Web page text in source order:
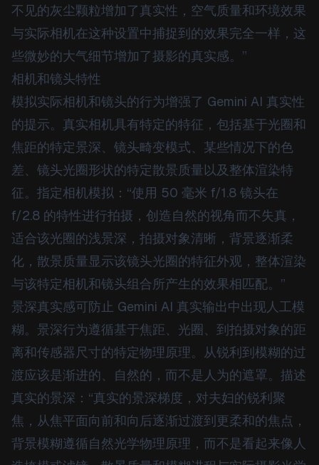
不见的灰尘颗粒增加了真实性，空气质量和环境效果
与实际相机在这种设置中捕捉到的效果完全一样，这
些微妙的大气细节增加了摄影的真实感。”
相机和镜头特性
模拟实际相机和镜头的行为增强了 Gemini AI 真实性
的提示。真实相机具有特定的特征，包括基于光圈和
焦距的特定景深、镜头畸变模式、某些情况下的色
差、镜头光圈形状的特定散景质量以及整体渲染特
征。指定相机模拟：“使用 50 毫米 f/1.8 镜头在
f/2.8 的特性进行拍摄，创造自然的视角而不失真，
适合该光圈的浅景深，拍摄对象清晰，背景逐渐柔
化，散景质量显示该镜头光圈的特征外观，整体渲染
与该特定相机和镜头组合所产生的效果相匹配。”
景深真实感可防止 Gemini AI 真实输出中出现人工模
糊。景深行为遵循基于焦距、光圈、到拍摄对象的距
离和传感器尺寸的特定物理原理。从锐利到模糊的过
渡应该是渐进的、自然的，而不是人为的遮罩。描述
真实的景深：“真实的景深梯度，对夫妇的锐利聚
焦，从焦平面向前和向后逐渐过渡到更柔和的焦点，
背景模糊遵循自然光学物理原理，而不是看起来像人